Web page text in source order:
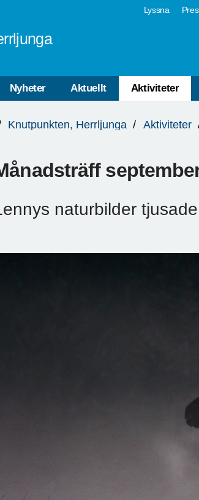
Lyssna
Nyheter Aktuellt Aktiviteter
Knutpunkten, Herrljunga Aktiviteter
naturbilder